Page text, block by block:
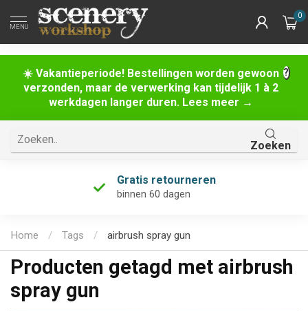
☀️ Vakantieperiode! Bestellingen worden gewoon
verzonden, maar de verwerking kan tijdelijk 1 à 2
werkdagen langer duren. Lees meer →
MENU
0
Zoeken
Gratis retourneren
binnen 60 dagen
Home / Tags / airbrush spray gun
Producten getagd met airbrush
spray gun